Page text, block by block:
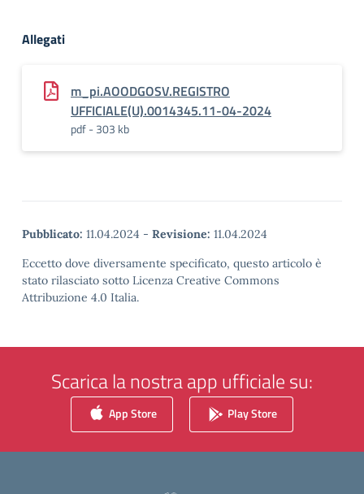
Allegati
m_pi.AOODGOSV.REGISTRO
UFFICIALE(U).0014345.11-04-2024
pdf - 303 kb
Pubblicato: 11.04.2024 - Revisione: 11.04.2024
Eccetto dove diversamente specificato, questo articolo è
stato rilasciato sotto Licenza Creative Commons
Attribuzione 4.0 Italia.
Scarica la nostra app ufficiale su:
App Store Play Store